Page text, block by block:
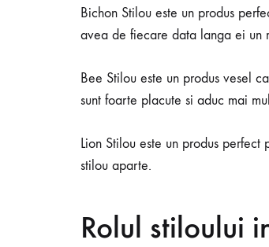
Bichon Stilou este un produs
avea de fiecare data langa ei un
Bee Stilou este un produs vesel
sunt foarte placute si aduc mai
Lion Stilou este un produs
stilou aparte.
Rolul stiloului